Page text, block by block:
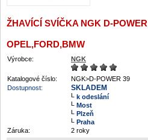
ŽHAVÍCÍ SVÍČKA NGK D-
OPEL,FORD,BMW
Výrobce: NGK
Katalogové číslo:
NGK>D-POWER 39
Dostupnost:
SKLADEM
k odeslání
Most
Plzeň
Praha
Záruka:
2 roky